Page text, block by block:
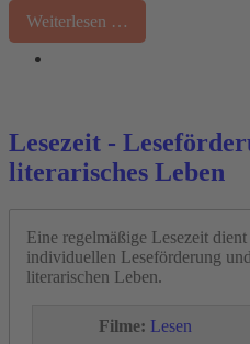
Weiterlesen …
Lesezeit -
literarisches Leben
Eine regelmäßige Lesezeit
individuellen Leseförderung
literarischen Leben.
Filme: Lesen